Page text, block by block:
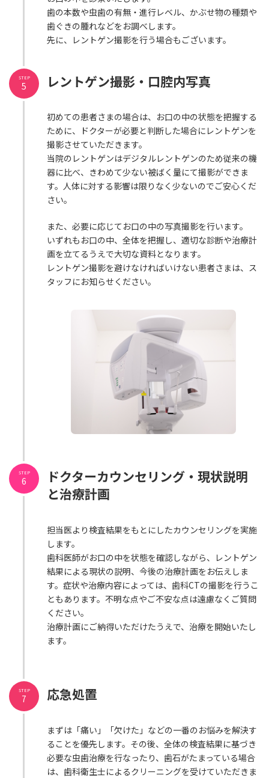
歯の本数や虫歯の有無・進行レベル、かぶせ物の種類や
歯ぐきの腫れなどをお調べします。
先に、レントゲン撮影を行う場合もございます。
レントゲン撮影・口腔内写真
初めての患者さまの場合は、お口の中の状態を把握する
ために、ドクターが必要と判断した場合にレントゲンを
撮影させていただきます。
当院のレントゲンはデジタルレントゲンのため従来の機
器に比べ、きわめて少ない被ばく量にて撮影ができま
す。人体に対する影響は限りなく少ないのでご安心くだ
さい。
また、必要に応じてお口の中の写真撮影を行います。
いずれもお口の中、全体を把握し、適切な診断や治療計
画を立てるうえで大切な資料となります。
レントゲン撮影を避けなければいけない患者さまは、ス
タッフにお知らせください。
STEP
5
ドクターカウンセリング ・現状説明
と治療計画
担当医より検査結果をもとにしたカウンセリングを実施
します。
歯科医師がお口の中を状態を確認しながら、レントゲン
結果による現状の説明、今後の治療計画をお伝えしま
す。症状や治療内容によっては、歯科CTの撮影を行うこ
ともあります。不明な点やご不安な点は遠慮なくご質問
ください。
治療計画にご納得いただけたうえで、治療を開始いたし
ます。
STEP
6
応急処置
まずは「痛い」「欠けた」などの一番のお悩みを解決す
ることを優先します。その後、全体の検査結果に基づき
必要な虫歯治療を行なったり、歯石がたまっている場合
は、歯科衛生士によるクリーニングを受けていただきま
STEP
7